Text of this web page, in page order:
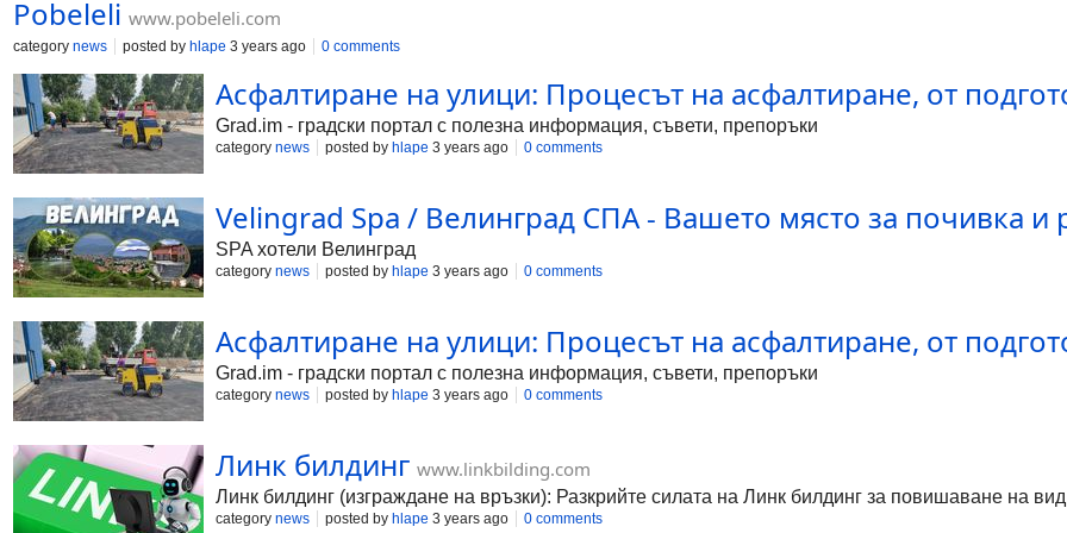
Pobeleli www.pobeleli.com
category news posted by hlape 3 years ago 0 comments
Асфалтиране на улици: Процесът на асфалтиране, от
Grad.im - градски портал с полезна информация, съвети, препоръки
category news posted by hlape 3 years ago 0 comments
Velingrad Spa / Велинград СПА - Вашето място за почивка и
SPA хотели Велинград
category news posted by hlape 3 years ago 0 comments
Асфалтиране на улици: Процесът на асфалтиране, от
Grad.im - градски портал с полезна информация, съвети, препоръки
category news posted by hlape 3 years ago 0 comments
Линк билдинг www.linkbilding.com
Линк билдинг (изграждане на връзки): Разкрийте силата на Линк билдинг за повишаване на
category news posted by hlape 3 years ago 0 comments